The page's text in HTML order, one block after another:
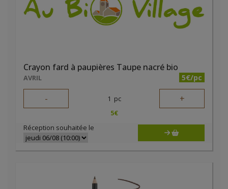
Crayon fard à paupières Taupe nacré bio
AVRIL 5€/pc
- 1 pc +
5€
Réception souhaitée le